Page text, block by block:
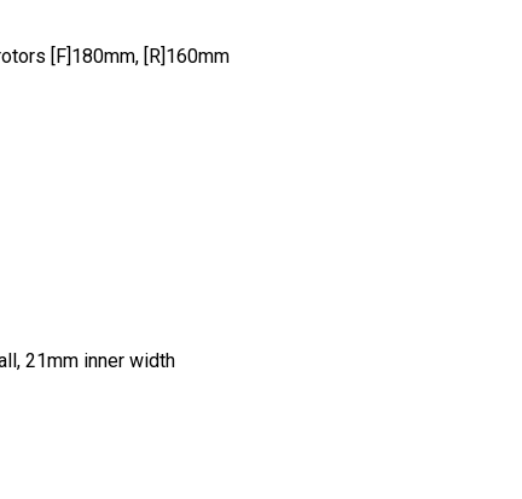
[F]180mm, [R]160mm
21mm inner width